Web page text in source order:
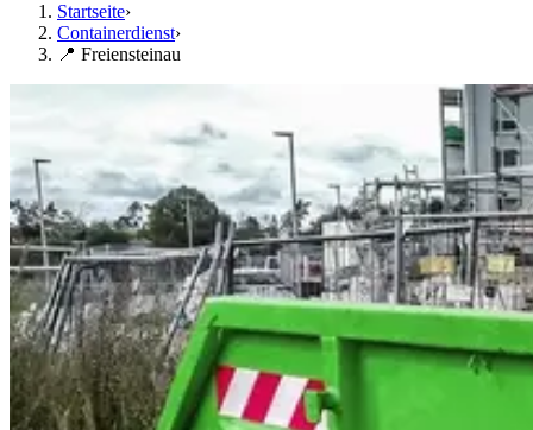
Startseite›
Containerdienst›
📍 Freiensteinau